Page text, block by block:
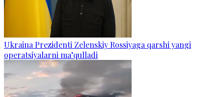
Ukraina Prezidenti Zelenskiy Rossiyaga qarshi yangi
operatsiyalarni ma’qulladi